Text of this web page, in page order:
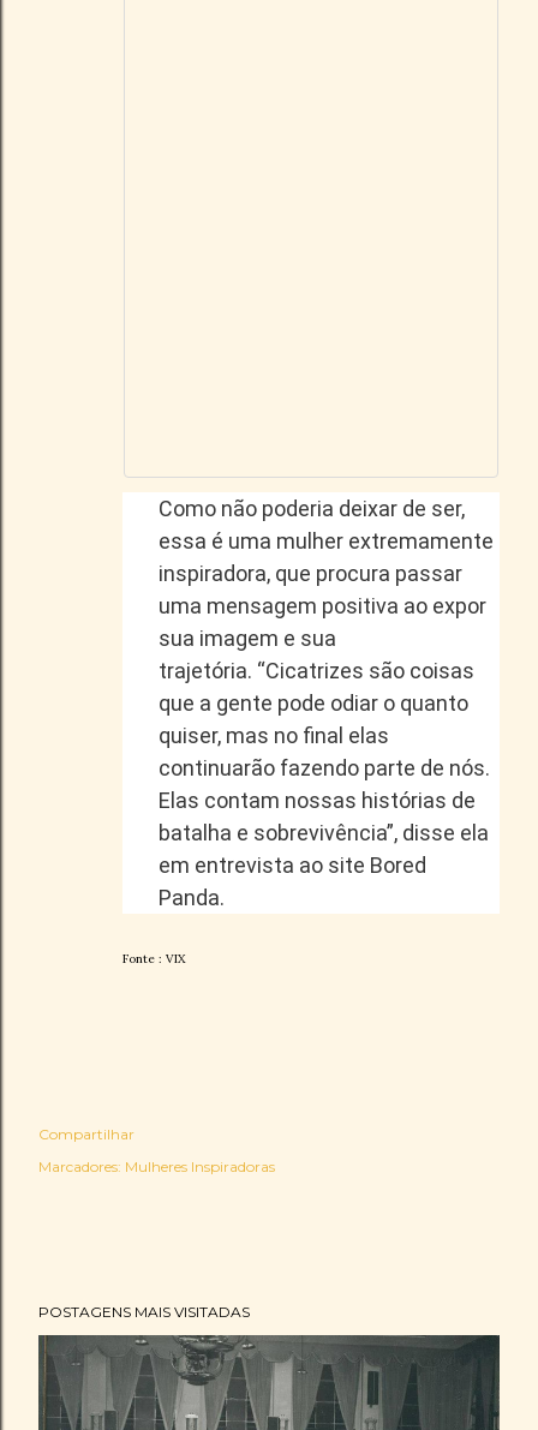
Como não poderia deixar de ser,
essa é uma mulher extremamente
inspiradora, que procura passar
uma mensagem positiva ao expor
sua imagem e sua
trajetória. “Cicatrizes são coisas
que a gente pode odiar o quanto
quiser, mas no final elas
continuarão fazendo parte de nós.
Elas contam nossas histórias de
batalha e sobrevivência”, disse ela
em entrevista ao site Bored
Panda.
Fonte : VIX
Compartilhar
Marcadores: Mulheres Inspiradoras
POSTAGENS MAIS VISITADAS